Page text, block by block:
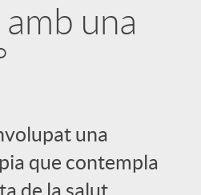
una
una
que contempla